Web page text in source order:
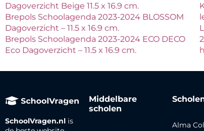
Dagoverzicht Beige 11.5 x 16.9 cm.
Brepols Schoolagenda 2023-2024 BLOSSOM
Dagoverzicht – 11.5 x 16.9 cm.
Brepols Schoolagenda 2023-2024 ECO DECO
Eco Dagoverzicht – 11.5 x 16.9 cm.
SchoolVragen.nl is
Middelbare
scholen
Alma